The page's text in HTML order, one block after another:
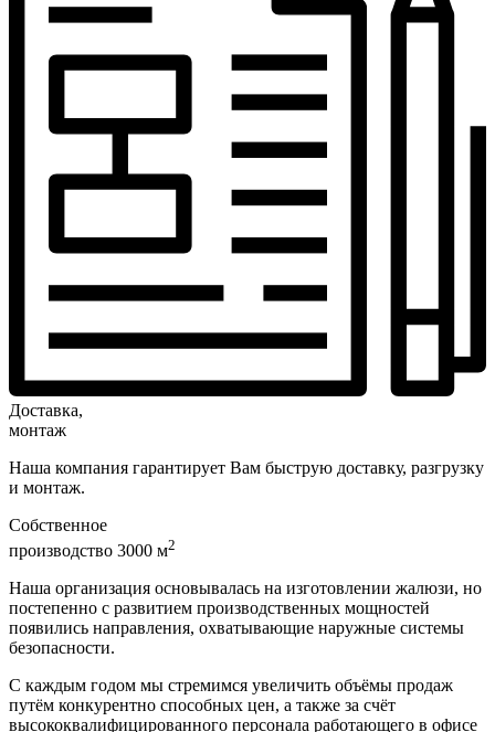
Доставка,
монтаж
Наша компания гарантирует Вам быструю доставку, разгрузку
и монтаж.
Собственное
производство 3000 м2
Наша организация основывалась на изготовлении жалюзи, но
постепенно с развитием производственных мощностей
появились направления, охватывающие наружные системы
безопасности.
С каждым годом мы стремимся увеличить объёмы продаж
путём конкурентно способных цен, а также за счёт
высококвалифицированного персонала работающего в офисе